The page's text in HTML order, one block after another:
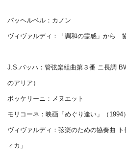
パッヘルベル：カノン
ヴィヴァルディ：「調和の霊感」から
J.S.バッハ：管弦楽組曲第３番 ニ長調
のアリア）
ボッケリーニ：メヌエット
モリコーネ：映画「めぐり逢い」（1994
ヴィヴァルディ：弦楽のための協奏曲
ィカ」